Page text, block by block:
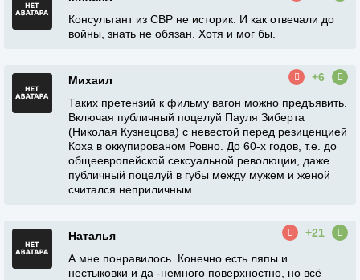
Консультант из СВР не историк. И как отвечали до
войны, знать не обязан. Хотя и мог бы.
Михаил
+6
Таких претензий к фильму вагон можно предъявить.
Включая публичный поцелуй Пауля Зиберта
(Николая Кузнецова) с невестой перед резиценцией
Коха в оккупированом Ровно. До 60-х годов, т.е. до
общеевропейской сексуальной революции, даже
публичный поцелуй в губы между мужем и женой
считался неприличным.
Наталья
+21
А мне понравилось. Конечно есть ляпы и
нестыковки и да -немного поверхностно, но всë